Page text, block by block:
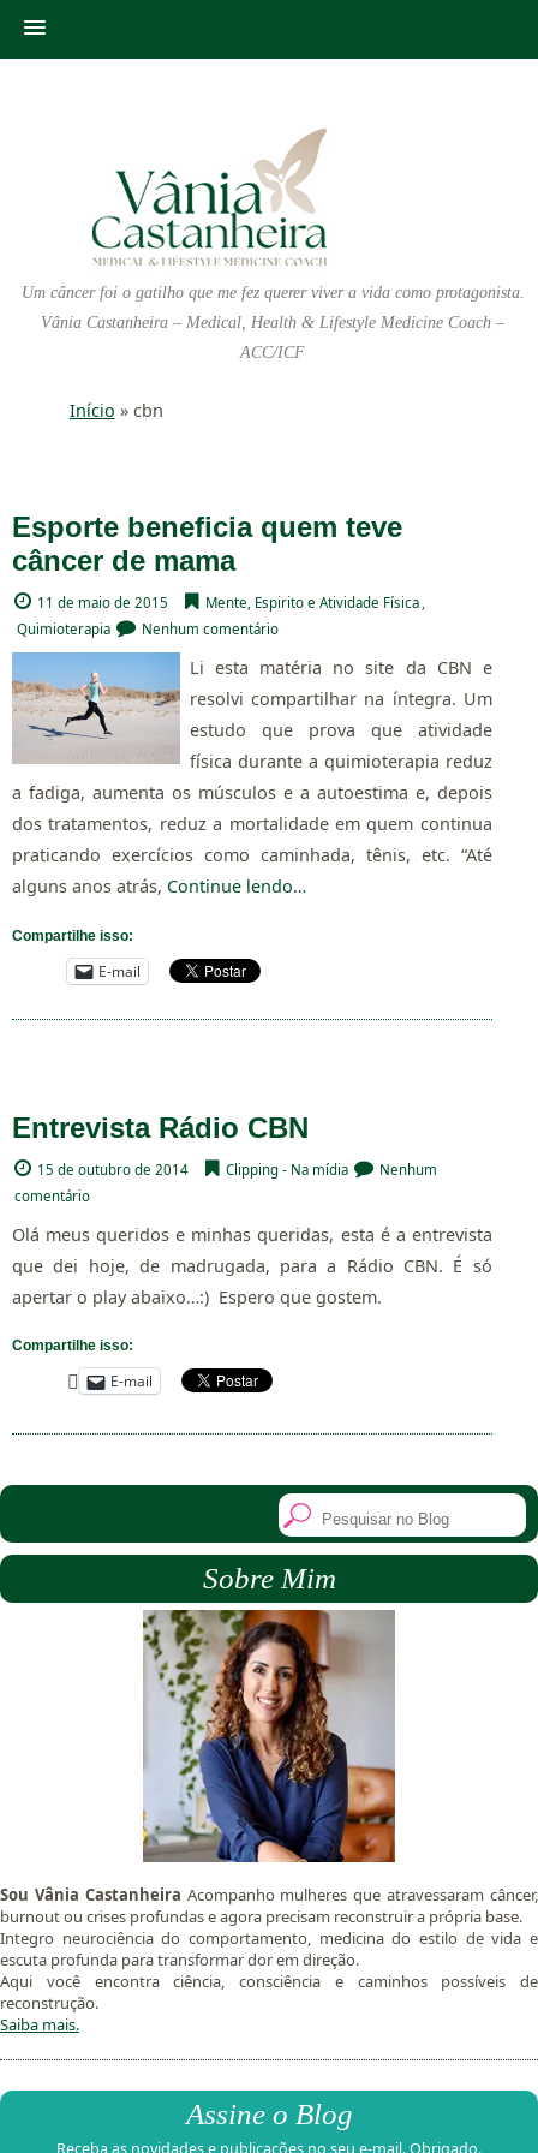
Um câncer foi o gatilho que me fez querer viver a vida como protagonista.
Vânia Castanheira – Medical, Health & Lifestyle Medicine Coach –
ACC/ICF
Início » cbn
Esporte beneficia quem teve
câncer de mama
11 de maio de 2015 Mente, Espirito e Atividade Física ,
Quimioterapia
Nenhum comentário
Li esta matéria no site da CBN e
resolvi compartilhar na íntegra. Um
estudo que prova que atividade
física durante a quimioterapia reduz
a fadiga, aumenta os músculos e a autoestima e, depois
dos tratamentos, reduz a mortalidade em quem continua
praticando exercícios como caminhada, tênis, etc. “Até
alguns anos atrás, Continue lendo…
Compartilhe isso:
E-mail
Entrevista Rádio CBN
15 de outubro de 2014 Clipping - Na mídia
Nenhum
comentário
Olá meus queridos e minhas queridas, esta é a entrevista
que dei hoje, de madrugada, para a Rádio CBN. É só
apertar o play abaixo…:) Espero que gostem.
Compartilhe isso:
E-mail
Sobre Mim
Sou Vânia Castanheira Acompanho mulheres que atravessaram câncer,
burnout ou crises profundas e agora precisam reconstruir a própria base.
Integro neurociência do comportamento, medicina do estilo de vida e
escuta profunda para transformar dor em direção.
Aqui você encontra ciência, consciência e caminhos possíveis de
reconstrução.
Saiba mais.
Assine o Blog